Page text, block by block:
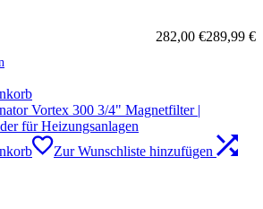
289,99 €
282,00 €
Zur Wunschliste hinzufügen